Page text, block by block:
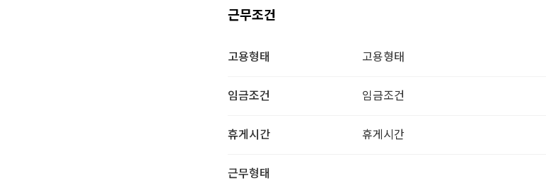
근무조건
고용형태 고용형태
임금조건 임금조건
휴게시간 휴게시간
근무형태